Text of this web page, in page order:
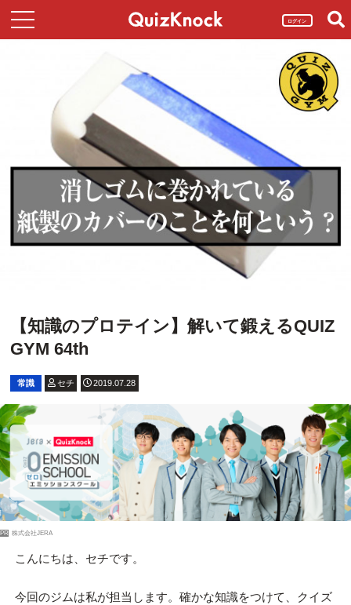
ログイン
【知識のプロテイン】解いて鍛えるQUIZ
GYM 64th
常識 セチ 2019.07.28
PR 株式会社JERA
こんにちは、セチです。
今回のジムは私が担当します。確かな知識をつけて、クイズ